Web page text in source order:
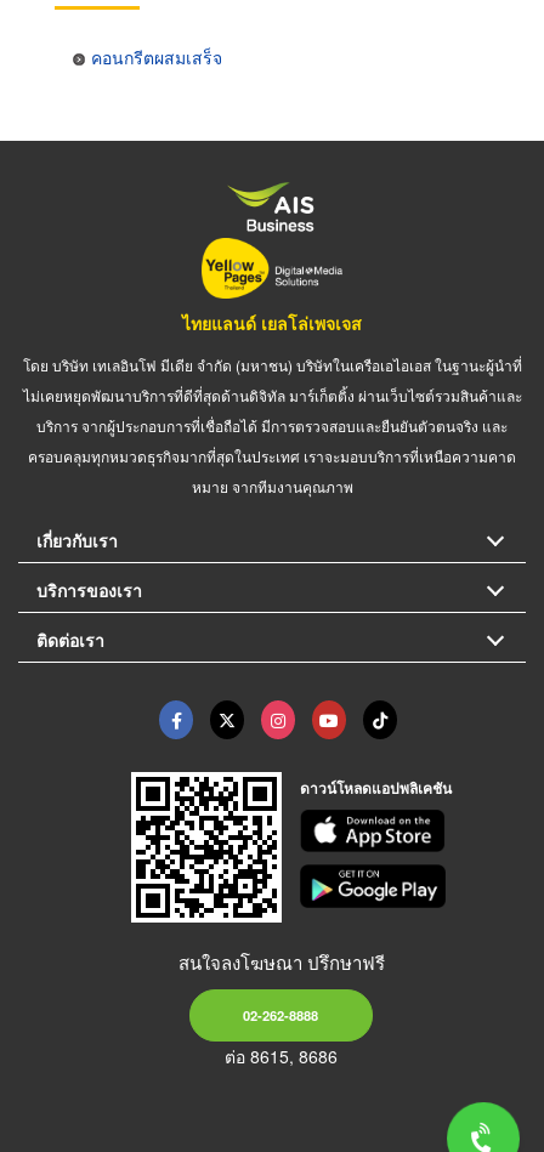
คอนกรีตผสมเสร็จ
ไทยแลนด์ เยลโล่เพจเจส
โดย บริษัท เทเลอินโฟ มีเดีย จำกัด (มหาชน) บริษัทในเครือเอไอเอส ในฐานะผู้นำที่
ไม่เคยหยุดพัฒนาบริการที่ดีที่สุดด้านดิจิทัล มาร์เก็ตติ้ง ผ่านเว็บไซต์รวมสินค้าและ
บริการ จากผู้ประกอบการที่เชื่อถือได้ มีการตรวจสอบและยืนยันตัวตนจริง และ
ครอบคลุมทุกหมวดธุรกิจมากที่สุดในประเทศ เราจะมอบบริการที่เหนือความคาด
หมาย จากทีมงานคุณภาพ
เกี่ยวกับเรา
บริการของเรา
ติดต่อเรา
ดาวน์โหลดแอปพลิเคชัน
สนใจลงโฆษณา ปรึกษาฟรี
02-262-8888
ต่อ 8615, 8686